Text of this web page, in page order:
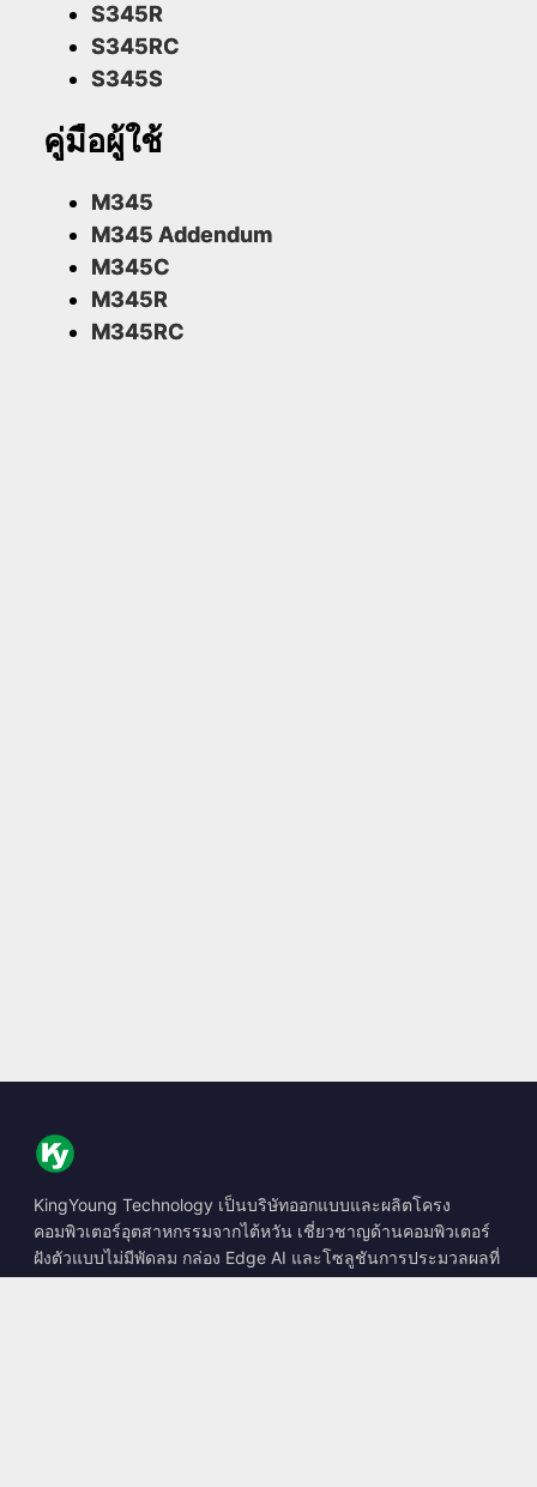
S345R
S345RC
S345S
คู่มือผู้ใช้
M345
M345 Addendum
M345C
M345R
M345RC
KingYoung Technology เป็นบริษัทออกแบบและผลิตโครง
คอมพิวเตอร์อุตสาหกรรมจากไต้หวัน เชี่ยวชาญด้านคอมพิวเตอร์
ฝังตัวแบบไม่มีพัดลม กล่อง Edge AI และโซลูชันการประมวลผลที่
ทนทาน